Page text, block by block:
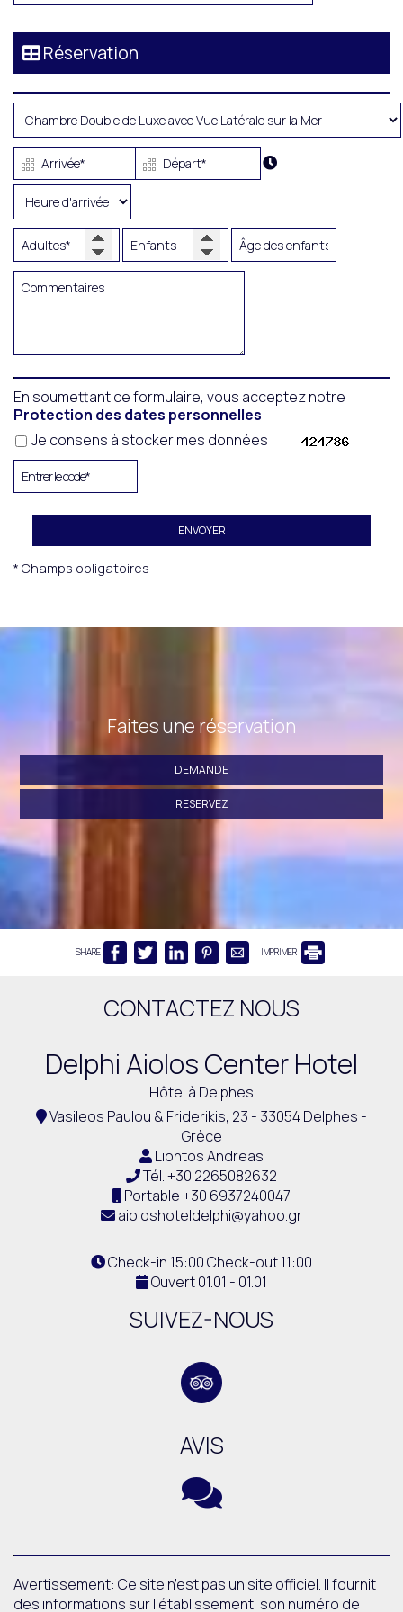
Réservation
En soumettant ce formulaire, vous acceptez notre
Protection des dates personnelles
Je consens à stocker mes données
ENVOYER
* Champs obligatoires
Faites une réservation
DEMANDE
RESERVEZ
SHARE IMPRIMER
CONTACTEZ NOUS
Delphi Aiolos Center Hotel
Hôtel à Delphes
Vasileos Paulou & Friderikis, 23 - 33054 Delphes -
Grèce
Liontos Andreas
Tél.+30 2265082632
Portable+30 6937240047
aioloshoteldelphi@yahoo.gr
Check-in 15:00 Check-out 11:00
Ouvert 01.01 - 01.01
SUIVEZ-NOUS
AVIS
Avertissement: Ce site n’est pas un site officiel. Il fournit
des informations sur l’établissement, son numéro de